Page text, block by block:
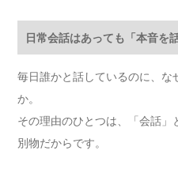
日常会話はあっても「本音を
毎日誰かと話しているのに、な
か。
その理由のひとつは、「会話
別物だからです。